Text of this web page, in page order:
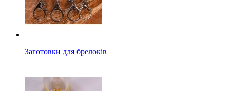
Заготовки для брелоків